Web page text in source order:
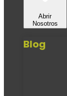
Abrir
Nosotros
Blog